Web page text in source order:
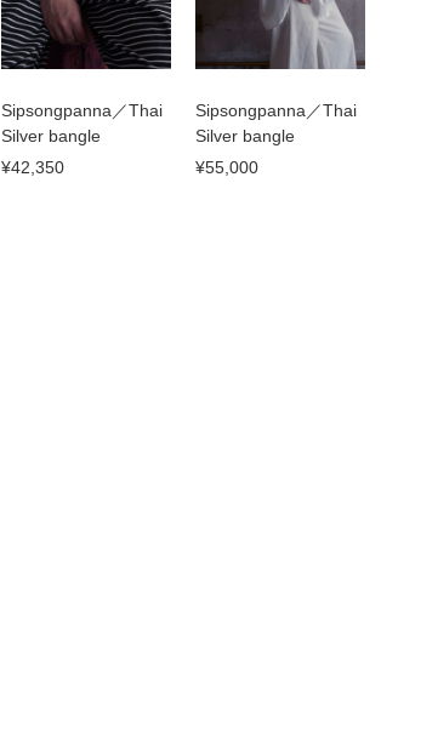
Sipsongpanna／Thai
Silver bangle
¥42,350
Sipsongpanna／Thai
Silver bangle
¥55,000